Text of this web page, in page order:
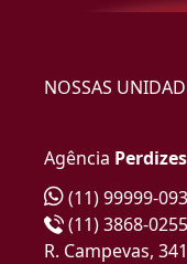
NOSSAS
Agência Perdizes
(11) 99999-
(11) 3868-0255
R. Campevas, 341